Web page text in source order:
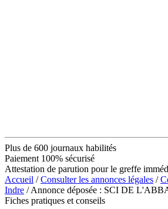
Plus de 600 journaux habilités
Paiement 100% sécurisé
Attestation de parution pour le greffe
Accueil /Consulter les annonces légales /
Indre / Annonce déposée : SCI DE
Fiches pratiques et conseils